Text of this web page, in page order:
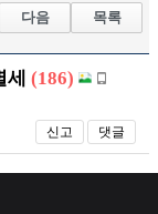
다음 목록
(186)
신고 댓글